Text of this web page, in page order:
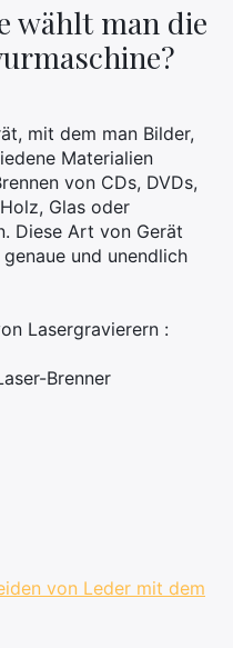
wählt man die
mit dem man Bilder,
Materialien
von CDs, DVDs,
Glas oder
Diese Art von Gerät
und unendlich
Lasergravierern :
Brenner
von Leder mit dem